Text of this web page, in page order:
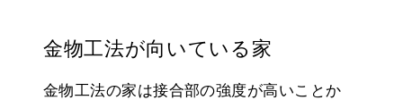
金物工法が向いている家
金物工法の家は接合部の強度が高いことか